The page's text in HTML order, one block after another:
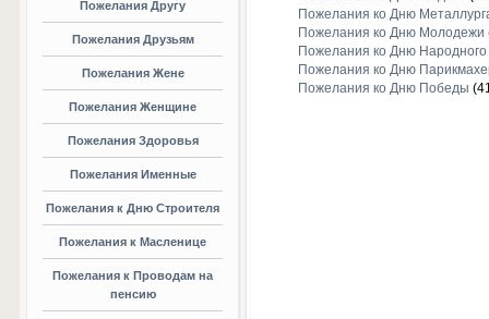
Пожелания Другу
Пожелания Друзьям
Пожелания Жене
Пожелания Женщине
Пожелания Здоровья
Пожелания Именные
Пожелания к Дню Строителя
Пожелания к Масленице
Пожелания к Проводам на
пенсию
Пожелания ко Дню
Пожелания ко Дню Молодежи
Пожелания ко Дню Народного
Пожелания ко Дню
Пожелания ко Дню Победы